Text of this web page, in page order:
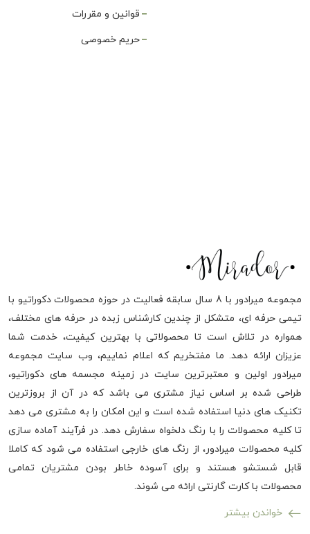
قوانین و مقررات
حریم خصوصی
مجموعه میرادور با 8 سال سابقه فعالیت در حوزه محصولات دکوراتیو با
تیمی حرفه ای، متشکل از چندین کارشناس زبده در حرفه های مختلف،
همواره در تلاش است تا محصولاتی با بهترین کیفیت، خدمت شما
عزیزان ارائه دهد. ما مفتخریم که اعلام نماییم، وب سایت مجموعه
میرادور اولین و معتبرترین سایت در زمینه مجسمه های دکوراتیو،
طراحی شده بر اساس نیاز مشتری می باشد که در آن از بروزترین
تکنیک های دنیا استفاده شده است و این امکان را به مشتری می دهد
تا کلیه محصولات را با رنگ دلخواه سفارش دهد. در فرآیند آماده سازی
کلیه محصولات میرادور، از رنگ های خارجی استفاده می شود که کاملا
قابل شستشو هستند و برای آسوده خاطر بودن مشتریان تمامی
محصولات با کارت گارنتی ارائه می شوند.
خواندن بیشتر